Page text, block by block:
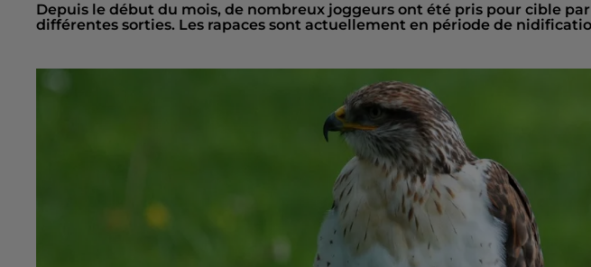
Depuis le début du mois, de nombreux joggeurs ont été pris pour cible par
différentes sorties. Les rapaces sont actuellement en période de